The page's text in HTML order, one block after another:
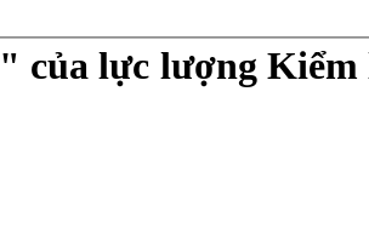
của lực lượng